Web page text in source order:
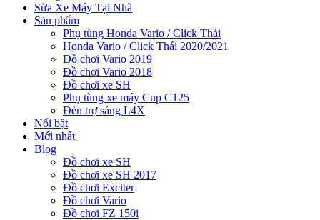
Sửa Xe Máy Tại Nhà
Sản phẩm
Phụ tùng Honda Vario / Click Thái
Honda Vario / Click Thái 2020/2021
Đồ chơi Vario 2019
Đồ chơi Vario 2018
Đồ chơi xe SH
Phụ tùng xe máy Cup C125
Đèn trợ sáng L4X
Nổi bật
Mới nhất
Blog
Đồ chơi xe SH
Đồ chơi xe SH 2017
Đồ chơi Exciter
Đồ chơi Vario
Đồ chơi FZ 150i